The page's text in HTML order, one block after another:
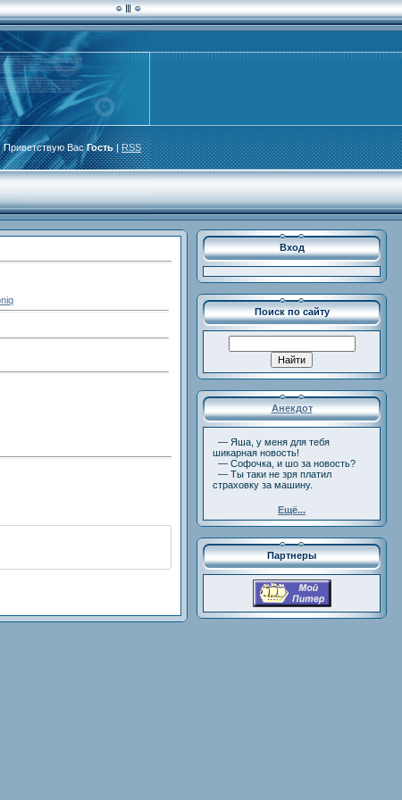
Приветствую ВасГость|RSS
Вход
Поиск по сайту
Анекдот
— Яша, у меня для тебя
шикарная новость!
— Софочка, и шо за новость?
— Ты таки не зря платил
страховку за машину.
Ещё...
Партнеры